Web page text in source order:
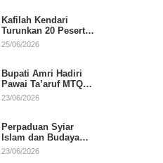
Kafilah Kendari
Turunkan 20 Peserta
pada Hari Pertama
25/06/2026
Bupati Amri Hadiri
Pawai Ta’aruf MTQ
XXXI Sultra, Beri
23/06/2026
Perpaduan Syiar
Islam dan Budaya
Warnai Pawai Ta’aruf
23/06/2026